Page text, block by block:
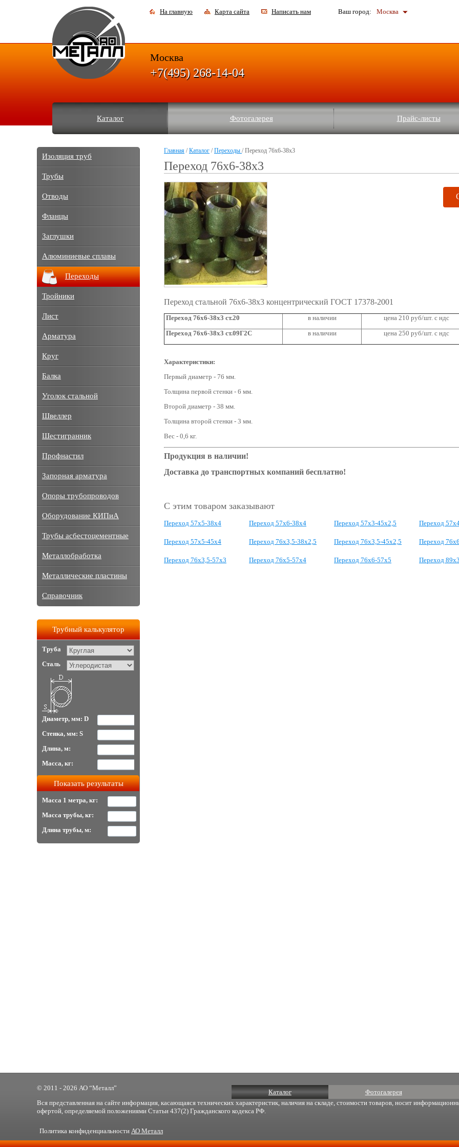
На главную Карта сайта Написать нам Ваш город: Москва
Каталог Фотогалерея Прайс-листы
Москва
+7(495) 268-14-04
Главная /Каталог /Переходы / Переход 76х6-38х3
Переход 76х6-38х3
Переход стальной 76х6-38х3 концентрический ГОСТ 17378-2001
Переход 76х6-38х3 ст.20 в наличии
цена 210 руб/шт. с ндс
Переход 76х6-38х3 ст.09Г2С
в наличии цена 250 руб/шт. с ндс
Характеристики:
Первый диаметр - 76 мм.
Толщина первой стенки - 6 мм.
Второй диаметр - 38 мм.
Толщина второй стенки - 3 мм.
Вес - 0,6 кг.
Продукция в наличии!
Доставка до транспортных компаний бесплатно!
С этим товаром заказывают
Переход 57х5-38х4 Переход 57х6-38х4 Переход 57х3-45х2,5 Переход
Переход 57х5-45х4 Переход 76х3,5-38х2,5 Переход 76х3,5-45х2,5 Переход
Переход 76х3,5-57х3 Переход 76х5-57х4 Переход 76х6-57х5 Переход
Изоляция труб
Трубы
Отводы
Фланцы
Заглушки
Алюминиевые сплавы
Переходы
Тройники
Лист
Арматура
Круг
Балка
Уголок стальной
Швеллер
Шестигранник
Профнастил
Запорная арматура
Опоры трубопроводов
Оборудование КИПиА
Трубы асбестоцементные
Металлобработка
Металлические пластины
Справочник
Трубный калькулятор
Труба
Сталь
Диаметр, мм: D
Стенка, мм: S
Длина, м:
Масса, кг:
Масса 1 метра, кг:
Масса трубы, кг:
Длина трубы, м:
Каталог Фотогалерея
© 2011 - 2026 АО “Металл”
Вся представленная на сайте информация, касающаяся технических характеристик, наличия на складе, стоимости товаров, носит
офертой, определяемой положениями Статьи 437(2) Гражданского кодекса РФ.
Политика конфиденциальности АО Металл